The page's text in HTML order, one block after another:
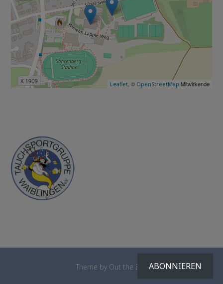
Leaflet , © OpenStreetMap Mitwirkende
Theme by Out the Box ABONNIEREN